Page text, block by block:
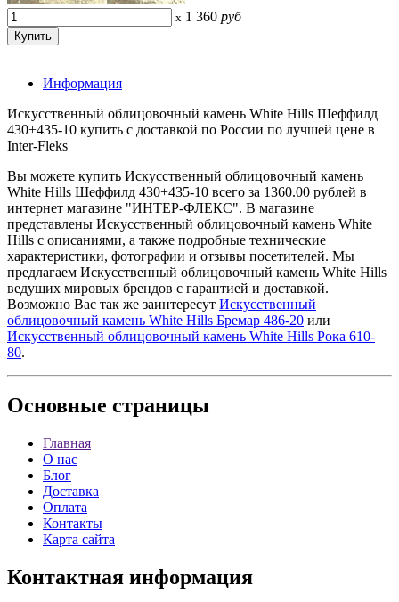
x 1 360 руб
Информация
Искусственный облицовочный камень White Hills Шеффилд
430+435-10 купить с доставкой по России по лучшей цене в
Inter-Fleks
Вы можете купить Искусственный облицовочный камень
White Hills Шеффилд 430+435-10 всего за 1360.00 рублей в
интернет магазине "ИНТЕР-ФЛЕКС". В магазине
представлены Искусственный облицовочный камень White
Hills с описаниями, а также подробные технические
характеристики, фотографии и отзывы посетителей. Мы
предлагаем Искусственный облицовочный камень White Hills
ведущих мировых брендов с гарантией и доставкой.
Возможно Вас так же заинтересут Искусственный
облицовочный камень White Hills Бремар 486-20 или
Искусственный облицовочный камень White Hills Рока 610-
80.
Основные страницы
Главная
О нас
Блог
Доставка
Оплата
Контакты
Карта сайта
Контактная информация